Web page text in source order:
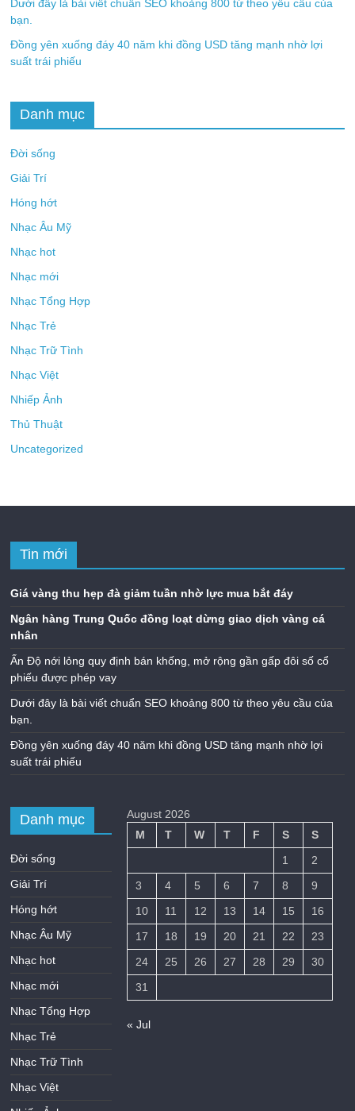
Dưới đây là bài viết chuẩn SEO khoảng 800 từ theo yêu cầu của
bạn.
Đồng yên xuống đáy 40 năm khi đồng USD tăng mạnh nhờ lợi
suất trái phiếu
Danh mục
Đời sống
Giải Trí
Hóng hớt
Nhạc Âu Mỹ
Nhạc hot
Nhạc mới
Nhạc Tổng Hợp
Nhạc Trẻ
Nhạc Trữ Tình
Nhạc Việt
Nhiếp Ảnh
Thủ Thuật
Uncategorized
Tin mới
Giá vàng thu hẹp đà giảm tuần nhờ lực mua bắt đáy
Ngân hàng Trung Quốc đồng loạt dừng giao dịch vàng cá
nhân
Ấn Độ nới lỏng quy định bán khống, mở rộng gần gấp đôi số cổ
phiếu được phép vay
Dưới đây là bài viết chuẩn SEO khoảng 800 từ theo yêu cầu của
bạn.
Đồng yên xuống đáy 40 năm khi đồng USD tăng mạnh nhờ lợi
suất trái phiếu
Danh mục
Đời sống
Giải Trí
Hóng hớt
Nhạc Âu Mỹ
Nhạc hot
Nhạc mới
Nhạc Tổng Hợp
Nhạc Trẻ
Nhạc Trữ Tình
Nhạc Việt
August 2026
M
T W T F S
S
1
2
3
4 5 6 7 8
9
10
11 12 13 14 15
16
17
18 19 20 21 22
23
24
25 26 27 28 29
30
31
« Jul